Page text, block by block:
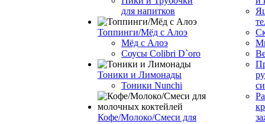
для напитков
Топпинги/Мёд с Алоэ
Мёд с Алоэ
Соусы Colibri D`oro
Тоники и Лимонады
Тоники Nunchi
Кофе/Молоко/Смеси для